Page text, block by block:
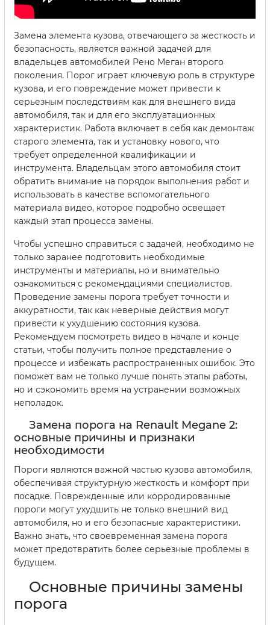
Замена элемента кузова, отвечающего за жесткость и
безопасность, является важной задачей для
владельцев автомобилей Рено Меган второго
поколения. Порог играет ключевую роль в структуре
кузова, и его повреждение может привести к
серьезным последствиям как для внешнего вида
автомобиля, так и для его эксплуатационных
характеристик. Работа включает в себя как демонтаж
старого элемента, так и установку нового, что
требует определенной квалификации и
инструмента. Владельцам этого автомобиля стоит
обратить внимание на порядок выполнения работ и
использовать в качестве вспомогательного
материала видео, которое подробно освещает
каждый этап процесса замены.
Чтобы успешно справиться с задачей, необходимо не
только заранее подготовить необходимые
инструменты и материалы, но и внимательно
ознакомиться с рекомендациями специалистов.
Проведение замены порога требует точности и
аккуратности, так как неверные действия могут
привести к ухудшению состояния кузова.
Рекомендуем посмотреть видео в начале и конце
статьи, чтобы получить полное представление о
процессе и избежать распространенных ошибок. Это
поможет вам не только лучше понять этапы работы,
но и сэкономить время на устранении возможных
неполадок.
Замена порога на Renault Megane 2:
основные причины и признаки
необходимости
Пороги являются важной частью кузова автомобиля,
обеспечивая структурную жесткость и комфорт при
посадке. Поврежденные или корродированные
пороги могут ухудшить не только внешний вид
автомобиля, но и его безопасные характеристики.
Важно знать, что своевременная замена порога
может предотвратить более серьезные проблемы в
будущем.
Основные причины замены
порога